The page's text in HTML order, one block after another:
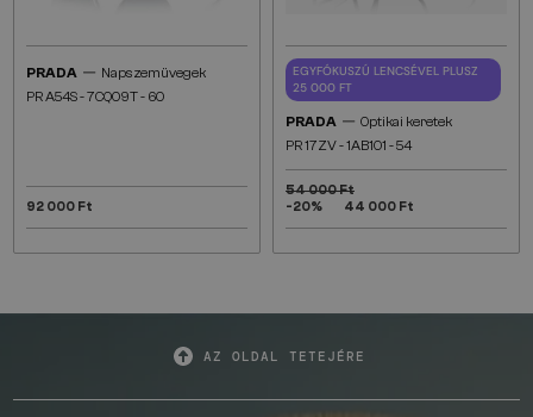
PRADA — Napszemüvegek
PR A54S - 7CQ09T - 60
92 000 Ft
EGYFÓKUSZÚ LENCSÉVEL PLUSZ
25 000 FT
PRADA — Optikai keretek
PR 17ZV - ​1AB1O1 - ​54
54 000 Ft
-20%
44 000 Ft
AZ OLDAL TETEJÉRE